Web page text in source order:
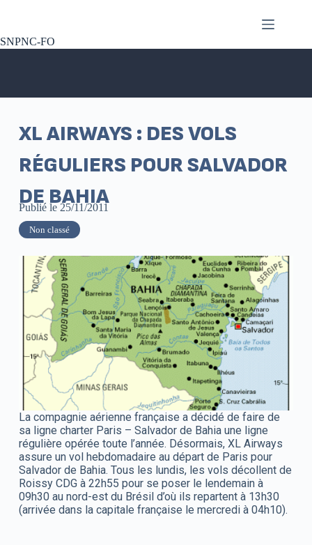
SNPNC-FO
XL AIRWAYS : DES VOLS
RÉGULIERS POUR SALVADOR
DE BAHIA
Publié le 25/11/2011
Non classé
La compagnie aérienne française a décidé de faire de
sa ligne charter Paris – Salvador de Bahia une ligne
régulière opérée toute l’année. Désormais, XL Airways
assure un vol hebdomadaire au départ de Paris pour
Salvador de Bahia. Tous les lundis, les vols décollent de
Roissy CDG à 22h55 pour se poser le lendemain à
09h30 au nord-est du Brésil d’où ils repartent à 13h30
(arrivée dans la capitale française le mercredi à 04h10).